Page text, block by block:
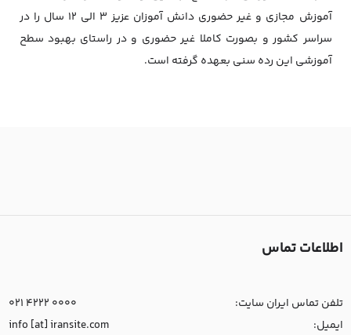
آموزش مجازی و غیر حضوری دانش آموزان عزیز 3 الی 12 سال را در
سراسر کشور و بصورت کاملا غیر حضوری و در راستای بهبود سطح
آموزشی این رده سنی بعهده گرفته است.
اطلاعات تماس
تلفن تماس ایران سایت:
021 4222 0000
ایمیل:
info [at] iransite.com